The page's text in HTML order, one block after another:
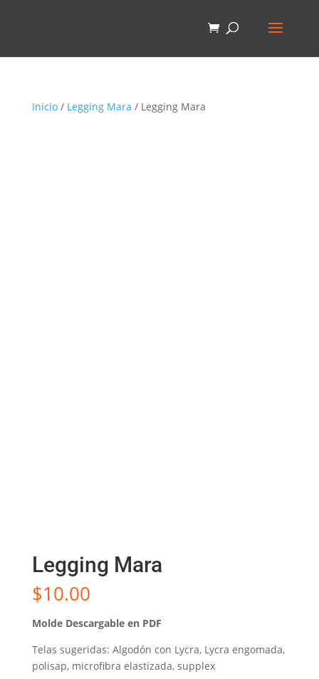
Inicio/ Legging Mara / Legging Mara
Legging Mara
$10.00
Molde Descargable en PDF
Telas sugeridas: Algodón con Lycra, Lycra engomada,
polisap, microfibra elastizada, supplex